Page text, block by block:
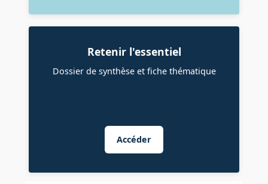
Retenir l'essentiel
Dossier de synthèse et fiche thématique
Accéder